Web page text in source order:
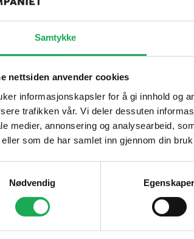
Samtykke
nettsiden anvender cookies
informasjonskapsler for å gi innhold og
trafikken vår. Vi deler dessuten
medier, annonsering og analysearbeid,
som de har samlet inn gjennom din
Nødvendig
Egenskaper